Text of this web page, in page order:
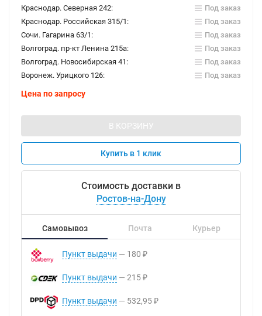
Краснодар. Северная 242:
Под заказ
Краснодар. Российская 315/1:
Под заказ
Сочи. Гагарина 63/1:
Под заказ
Волгоград. пр-кт Ленина 215а:
Под заказ
Волгоград. Новосибирская 41:
Под заказ
Воронеж. Урицкого 126:
Под заказ
Цена по запросу
В КОРЗИНУ
Купить в 1 клик
Стоимость доставки в
Ростов-на-Дону
Самовывоз Почта Курьер
Пункт выдачи 180 ₽
Пункт выдачи 215 ₽
Пункт выдачи 532,95 ₽